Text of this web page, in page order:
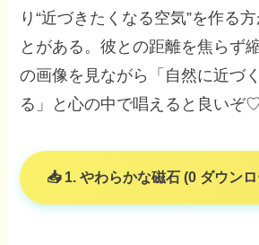
り“近づきたくなる空気”を作る
とがある。彼との距離を焦らず
の画像を見ながら「自然に近づ
る」と心の中で唱えると良いぞ♡
1. やわらかな磁石 (0 ダウン